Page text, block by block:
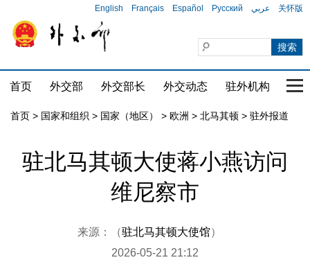
English Français Español Русский عربي 关怀版
首页 外交部 外交部长 外交动态 驻外机构 国
首页 > 国家和组织 > 国家（地区） > 欧洲 > 北马其顿 > 驻外报道
驻北马其顿大使蒋小燕访问
维尼察市
来源：（驻北马其顿大使馆）
2026-05-21 21:12